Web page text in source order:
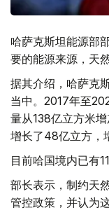
哈萨克斯坦能源部
要的能源来源，天
据其介绍，哈萨克
当中。2017年至
量从138亿立方米
增长了48亿立方，
目前哈国境内已有
部长表示，制约天
管控政策，并认为